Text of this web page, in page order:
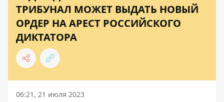
ТРИБУНАЛ МОЖЕТ ВЫДАТЬ НОВЫЙ
ОРДЕР НА АРЕСТ РОССИЙСКОГО
ДИКТАТОРА
06:21, 21 июля 2023